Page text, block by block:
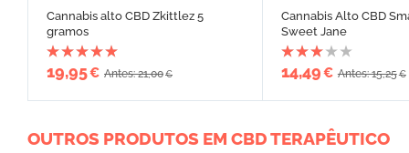
Cannabis alto CBD Zkittlez 5
gramos
19,95€ Antes: 21,00€
Cannabis Alto CBD
Sweet Jane
14,49€ Antes: 15,25€
OUTROS PRODUTOS EM CBD TERAPÊUTICO